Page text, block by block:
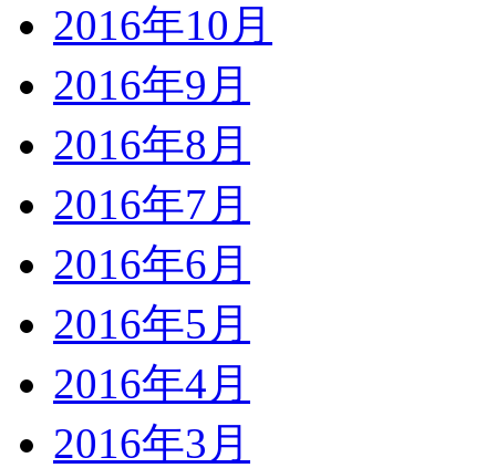
2016年10月
2016年9月
2016年8月
2016年7月
2016年6月
2016年5月
2016年4月
2016年3月